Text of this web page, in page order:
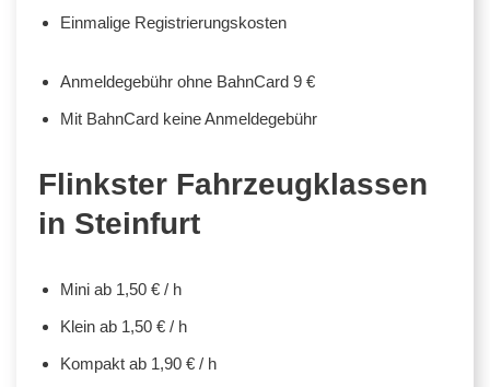
Einmalige Registrierungskosten
Anmeldegebühr ohne BahnCard 9 €
Mit BahnCard keine Anmeldegebühr
Flinkster Fahrzeugklassen
in Steinfurt
Mini ab 1,50 € / h
Klein ab 1,50 € / h
Kompakt ab 1,90 € / h